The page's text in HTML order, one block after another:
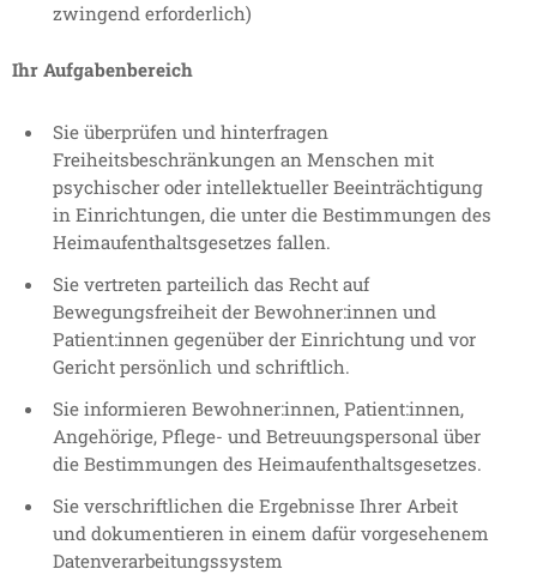
zwingend erforderlich)
Ihr Aufgabenbereich
Sie überprüfen und hinterfragen
Freiheitsbeschränkungen an Menschen mit
psychischer oder intellektueller Beeinträchtigung
in Einrichtungen, die unter die Bestimmungen des
Heimaufenthaltsgesetzes fallen.
Sie vertreten parteilich das Recht auf
Bewegungsfreiheit der Bewohner:innen und
Patient:innen gegenüber der Einrichtung und vor
Gericht persönlich und schriftlich.
Sie informieren Bewohner:innen, Patient:innen,
Angehörige, Pflege- und Betreuungspersonal über
die Bestimmungen des Heimaufenthaltsgesetzes.
Sie verschriftlichen die Ergebnisse Ihrer Arbeit
und dokumentieren in einem dafür vorgesehenem
Datenverarbeitungssystem